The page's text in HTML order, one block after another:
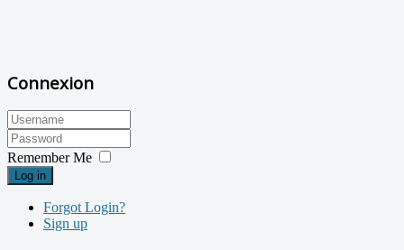
Connexion
Remember Me
Log in
Forgot Login?
Sign up